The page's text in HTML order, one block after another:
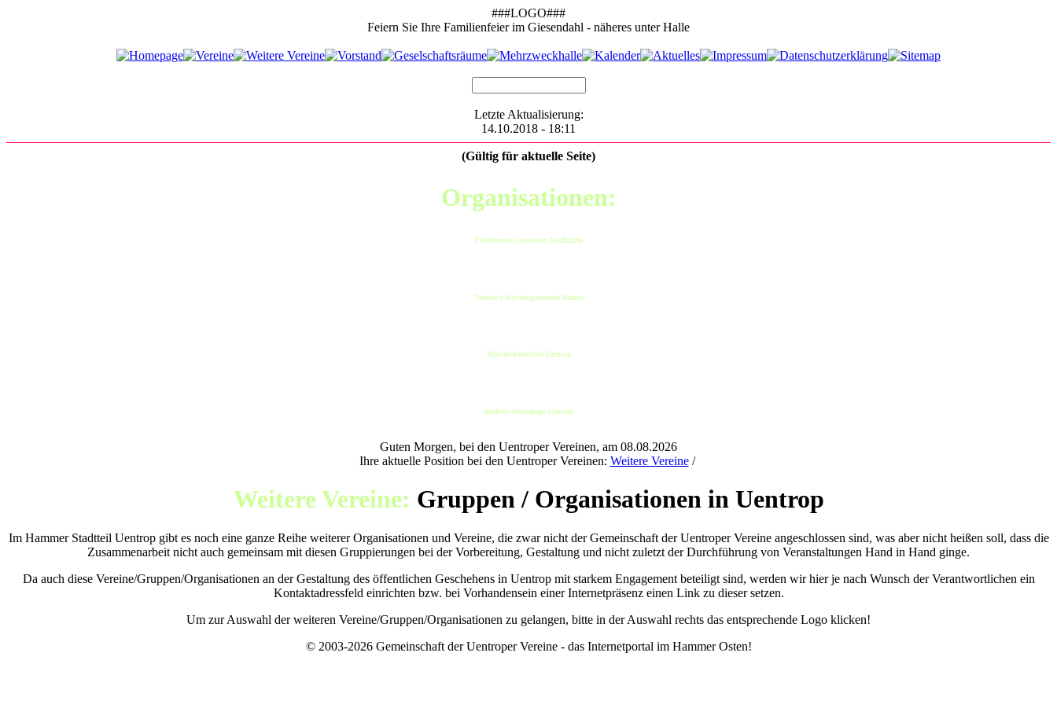
###LOGO###
Feiern Sie Ihre Familienfeier im Giesendahl - näheres unter Halle
Letzte Aktualisierung:
14.10.2018 - 18:11
(Gültig für aktuelle Seite)
Organisationen:
Förderverein Uentroper Dorfkirche
Trinitatis Kirchengemeinde Hamm
Maximilianschule Uentrop
Stadtteil-Homepage Uentrop
Guten Morgen, bei den Uentroper Vereinen, am 08.08.2026
Ihre aktuelle Position bei den Uentroper Vereinen: Weitere Vereine/
Weitere Vereine: Gruppen / Organisationen in Uentrop
Im Hammer Stadtteil Uentrop gibt es noch eine ganze Reihe weiterer Organisationen und Vereine, die zwar nicht der Gemeinschaft der Uentroper Vereine angeschlossen sind, was aber nicht heißen soll, dass die
Zusammenarbeit nicht auch gemeinsam mit diesen Gruppierungen bei der Vorbereitung, Gestaltung und nicht zuletzt der Durchführung von Veranstaltungen Hand in Hand ginge.
Da auch diese Vereine/Gruppen/Organisationen an der Gestaltung des öffentlichen Geschehens in Uentrop mit starkem Engagement beteiligt sind, werden wir hier je nach Wunsch der Verantwortlichen ein
Kontaktadressfeld einrichten bzw. bei Vorhandensein einer Internetpräsenz einen Link zu dieser setzen.
Um zur Auswahl der weiteren Vereine/Gruppen/Organisationen zu gelangen, bitte in der Auswahl rechts das entsprechende Logo klicken!
© 2003-2026 Gemeinschaft der Uentroper Vereine - das Internetportal im Hammer Osten!